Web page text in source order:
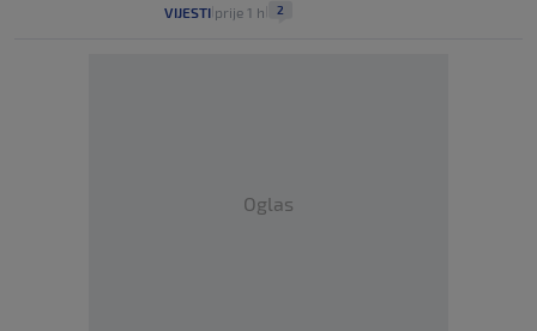
VIJESTI prije 1 h 2
Oglas